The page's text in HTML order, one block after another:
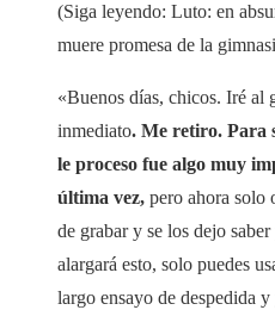
(Siga leyendo: Luto: en
muere promesa de la
«Buenos días, chicos. Iré al
inmediato. Me retiro. Para
le proceso fue algo muy
última vez, pero ahora solo
de grabar y se los dejo
alargará esto, solo puedes
largo ensayo de despedida y